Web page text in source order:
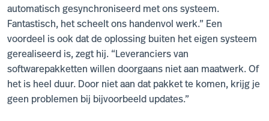
automatisch gesynchroniseerd met ons systeem.
Fantastisch, het scheelt ons handenvol werk.” Een
voordeel is ook dat de oplossing buiten het eigen systeem
gerealiseerd is, zegt hij. “Leveranciers van
softwarepakketten willen doorgaans niet aan maatwerk. Of
het is heel duur. Door niet aan dat pakket te komen, krijg je
geen problemen bij bijvoorbeeld updates.”